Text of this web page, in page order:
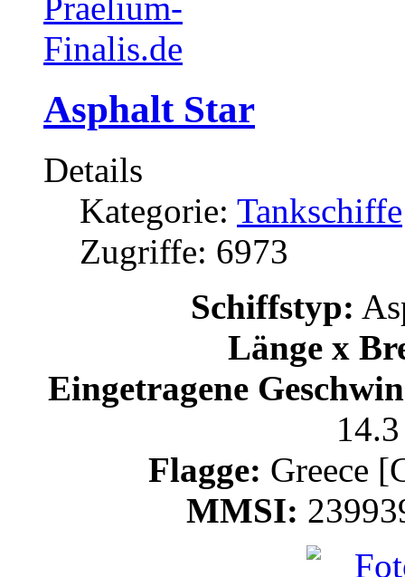
Asphalt Star
Details
Kategorie: Tankschiffe
Zugriffe: 6973
Schiffstyp:
Länge x
Eingetragene
Flagge: Greece
MMSI: